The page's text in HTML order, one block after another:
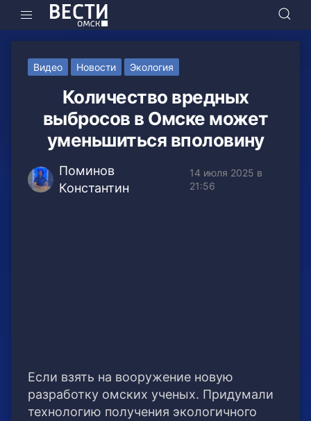
Видео Новости Экология
Количество вредных
выбросов в Омске может
уменьшиться вполовину
Поминов
Константин
14 июля 2025 в
21:56
Если взять на вооружение новую
разработку омских ученых. Придумали
технологию получения экологичного